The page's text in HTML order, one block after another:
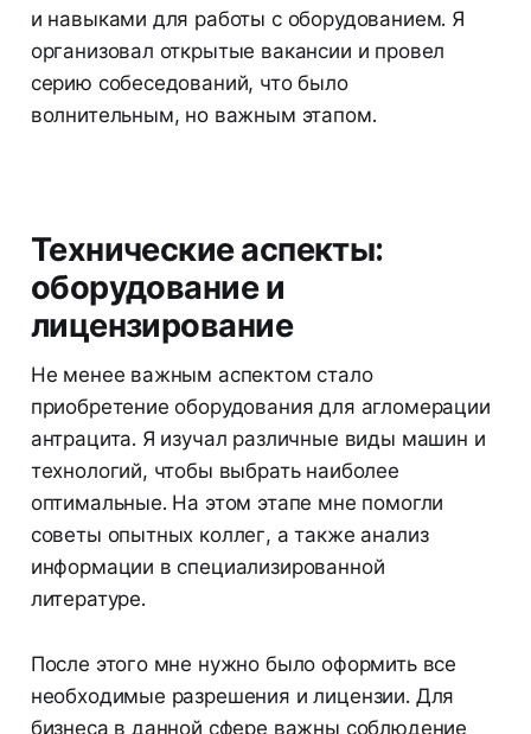
и навыками для работы с оборудованием. Я
организовал открытые вакансии и провел
серию собеседований, что было
волнительным, но важным этапом.
Технические аспекты:
оборудование и
лицензирование
Не менее важным аспектом стало
приобретение оборудования для агломерации
антрацита. Я изучал различные виды машин и
технологий, чтобы выбрать наиболее
оптимальные. На этом этапе мне помогли
советы опытных коллег, а также анализ
информации в специализированной
литературе.
После этого мне нужно было оформить все
необходимые разрешения и лицензии. Для
бизнеса в данной сфере важны соблюдение